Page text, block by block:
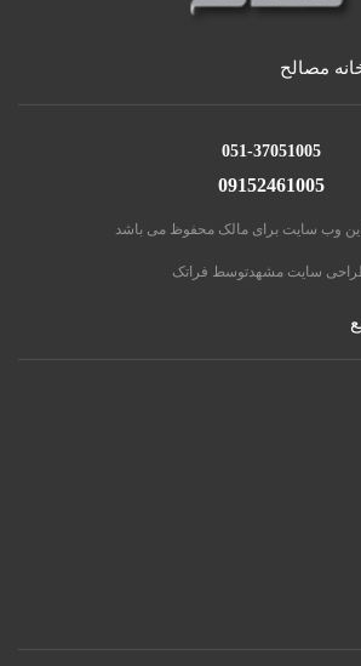
مصالح
051-37051005
09152461005
وب سایت برای مالک محفوظ می باشد
سایت مشهدتوسط فراتک